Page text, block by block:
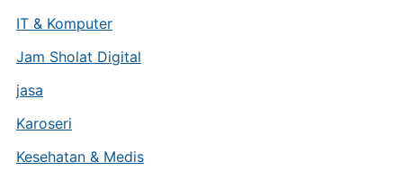
IT & Komputer
Jam Sholat Digital
jasa
Karoseri
Kesehatan & Medis